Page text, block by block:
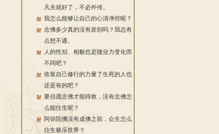
凡夫就好了，不必外传。
我怎么能够让自己的心清净些呢？
念佛多少真的没有差别吗？我总有
点想不通。
人的性别、相貌也是随业力变化而
不同吧？
依靠自己修行的力量了生死的人也
还是有的吧？
要信愿念佛才能得救，没有念佛怎
么能往生呢？
阿弥陀佛没有成佛之前，众生怎么
往生极乐世界？